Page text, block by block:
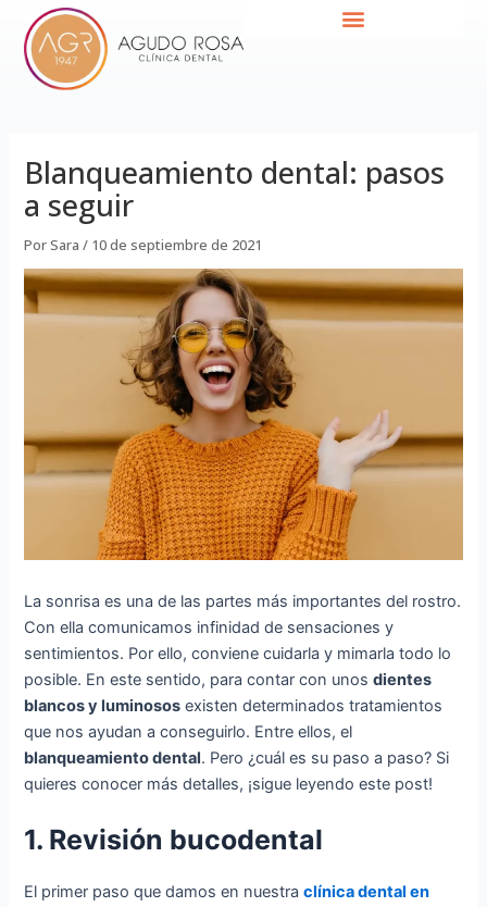
contenido
Blanqueamiento dental: pasos
a seguir
PorSara/ 10 de septiembre de 2021
La sonrisa es una de las partes más importantes del rostro.
Con ella comunicamos infinidad de sensaciones y
sentimientos. Por ello, conviene cuidarla y mimarla todo lo
posible. En este sentido, para contar con unosdientes
blancos y luminosos existen determinados tratamientos
que nos ayudan a conseguirlo. Entre ellos, el
blanqueamiento dental. Pero ¿cuál es su paso a paso? Si
quieres conocer más detalles, ¡sigue leyendo este post!
1. Revisión bucodental
El primer paso que damos en nuestraclínica dental en
Navegación
de
entradas